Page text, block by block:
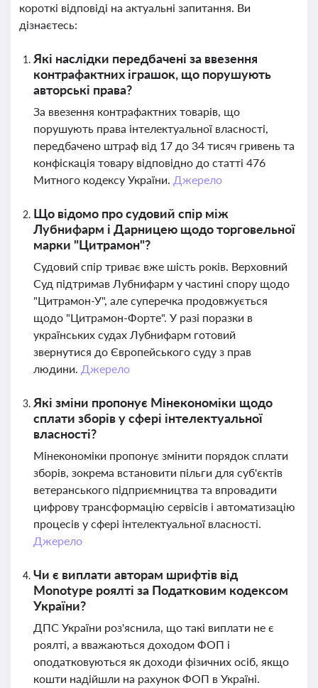
короткі відповіді на актуальні запитання. Ви
дізнаєтесь:
Які наслідки передбачені за ввезення
контрафактних іграшок, що порушують
авторські права?
За ввезення контрафактних товарів, що
порушують права інтелектуальної власності,
передбачено штраф від 17 до 34 тисяч гривень та
конфіскація товару відповідно до статті 476
Митного кодексу України. Джерело
Що відомо про судовий спір між
Лубнифарм і Дарницею щодо торговельної
марки "Цитрамон"?
Судовий спір триває вже шість років. Верховний
Суд підтримав Лубнифарм у частині спору щодо
"Цитрамон-У", але суперечка продовжується
щодо "Цитрамон-Форте". У разі поразки в
українських судах Лубнифарм готовий
звернутися до Європейського суду з прав
людини. Джерело
Які зміни пропонує Мінекономіки щодо
сплати зборів у сфері інтелектуальної
власності?
Мінекономіки пропонує змінити порядок сплати
зборів, зокрема встановити пільги для суб'єктів
ветеранського підприємництва та впровадити
цифрову трансформацію сервісів і автоматизацію
процесів у сфері інтелектуальної власності.
Джерело
Чи є виплати авторам шрифтів від
Monotype роялті за Податковим кодексом
України?
ДПС України роз'яснила, що такі виплати не є
роялті, а вважаються доходом ФОП і
оподатковуються як доходи фізичних осіб, якщо
кошти надійшли на рахунок ФОП в Україні.